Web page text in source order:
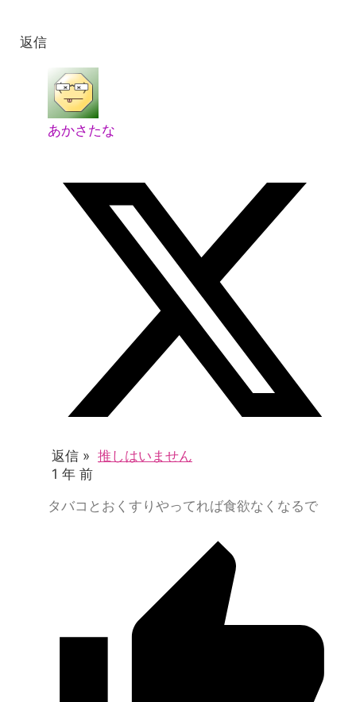
返信
あかさたな
返信 » 推しはいません
1 年 前
タバコとおくすりやってれば食欲なくなるで